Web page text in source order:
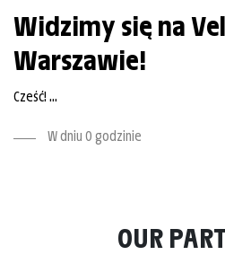
Widzimy się na
Warszawie!
Cześć! ...
W dniu O godzinie
OUR